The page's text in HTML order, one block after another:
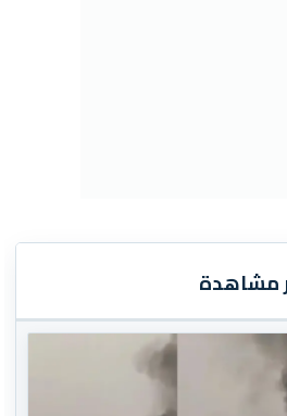
مشاهدة